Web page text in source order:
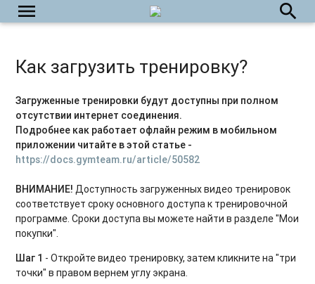
menu search
Как загрузить тренировку?
Загруженные тренировки будут доступны при полном
отсутствии интернет соединения.
Подробнее как работает офлайн режим в мобильном
приложении читайте в этой статье -
https://docs.gymteam.ru/article/50582
ВНИМАНИЕ!Доступность загруженных видео тренировок
соответствует сроку основного доступа к тренировочной
программе. Сроки доступа вы можете найти в разделе "Мои
покупки".
Шаг 1 - Откройте видео тренировку, затем кликните на "три
точки" в правом вернем углу экрана.